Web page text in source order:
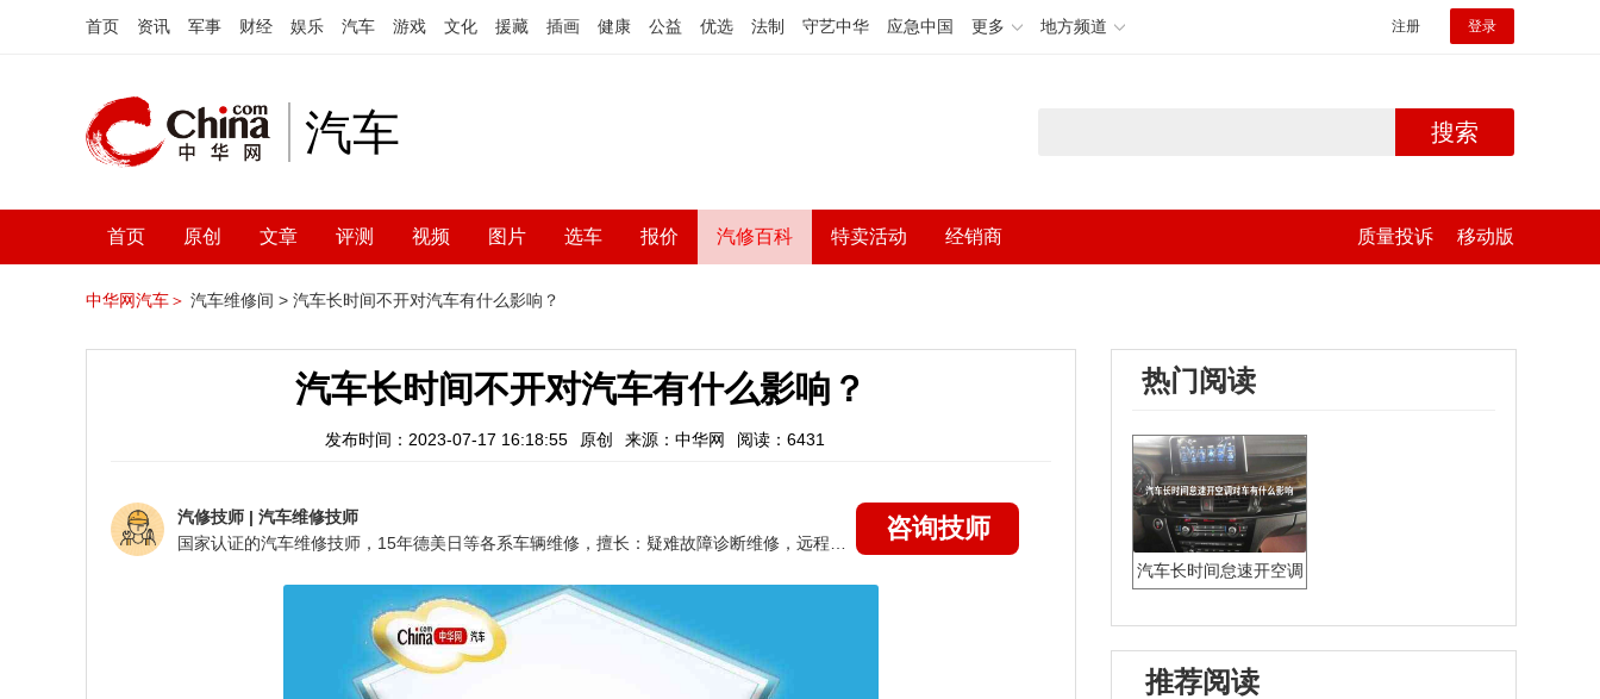
首页 资讯 军事 财经 娱乐 汽车 游戏 文化 援藏 插画 健康 公益 优选 法制 守艺中华 应急中国 更多 地方频道 注册 登录
汽车 搜索
首页 原创 文章 评测 视频 图片 选车 报价 汽修百科 特卖活动 经销商 质量投诉 移动版
中华网汽车＞ 汽车维修间 > 汽车长时间不开对汽车有什么影响？
汽车长时间不开对汽车有什么影响？
发布时间：2023-07-17 16:18:55 原创 来源：中华网 阅读：6431
汽修技师 | 汽车维修技师
咨询技师
热门阅读
汽车长时间怠速开空调
推荐阅读